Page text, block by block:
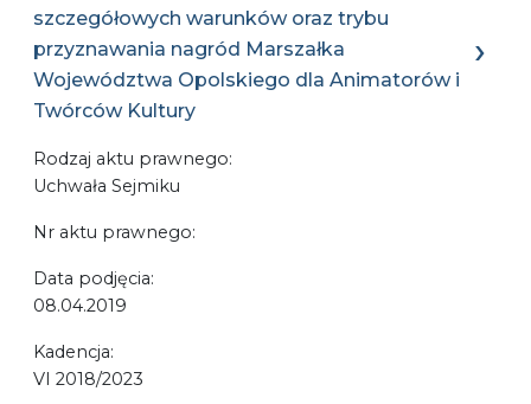
szczegółowych warunków oraz trybu
przyznawania nagród Marszałka
Województwa Opolskiego dla Animatorów i
Twórców Kultury
Rodzaj aktu prawnego:
Uchwała Sejmiku
Nr aktu prawnego:
Data podjęcia:
08.04.2019
Kadencja:
VI 2018/2023